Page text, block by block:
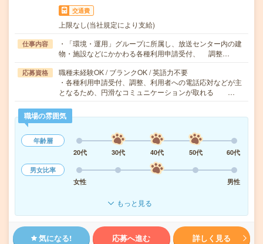
交通費
上限なし(当社規定により支給)
仕事内容
・「環境・運用」グループに所属し、放送センター内の建
物・施設などにかかわる各種利用申請受付、 調整…
応募資格
職種未経験OK / ブランクOK / 英語力不要
・各種利用申請受付、調整、利用者への電話応対などが主
となるため、円滑なコミュニケーションが取れる …
職場の雰囲気
年齢層
20代
30代 40代 50代
60代
男女比率
女性
男性
もっと見る
気になる! 応募へ進む 詳しく見る